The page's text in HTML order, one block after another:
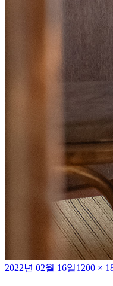
작
2022년 02월 16일전
1200 ×